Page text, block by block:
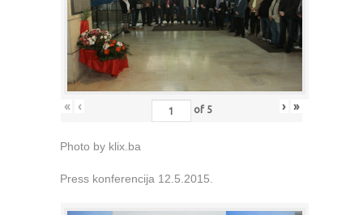
« ‹ of 5 › »
Photo by klix.ba
Press konferencija 12.5.2015.